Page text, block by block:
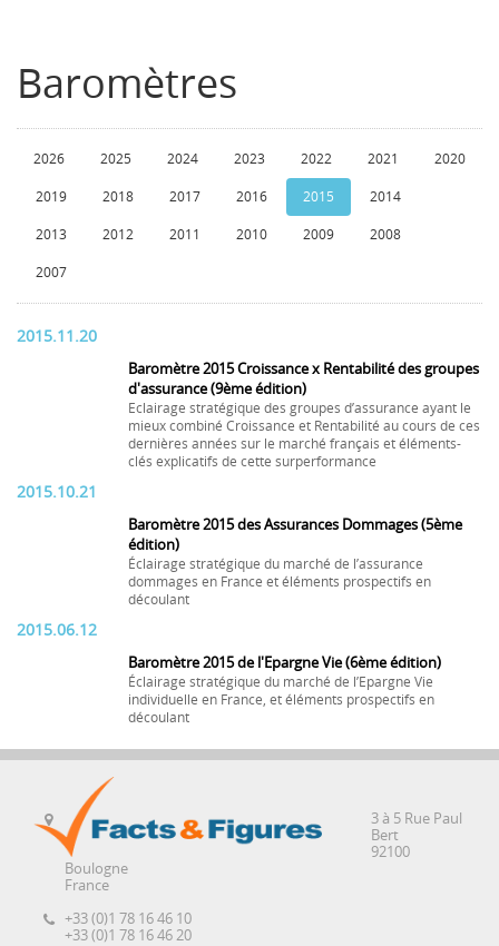
Baromètres
2026 2025 2024 2023 2022 2021 2020
2019 2018 2017 2016 2015 2014
2013 2012 2011 2010 2009 2008
2007
2015.11.20
Baromètre 2015 Croissance x Rentabilité des groupes
d'assurance (9ème édition)
Eclairage stratégique des groupes d’assurance ayant le
mieux combiné Croissance et Rentabilité au cours de ces
dernières années sur le marché français et éléments-
clés explicatifs de cette surperformance
2015.10.21
Baromètre 2015 des Assurances Dommages (5ème
édition)
Éclairage stratégique du marché de l’assurance
dommages en France et éléments prospectifs en
découlant
2015.06.12
Baromètre 2015 de l'Epargne Vie (6ème édition)
Éclairage stratégique du marché de l’Epargne Vie
individuelle en France, et éléments prospectifs en
découlant
3 à 5 Rue Paul
Bert
92100
Boulogne
France
+33 (0)1 78 16 46 10
+33 (0)1 78 16 46 20